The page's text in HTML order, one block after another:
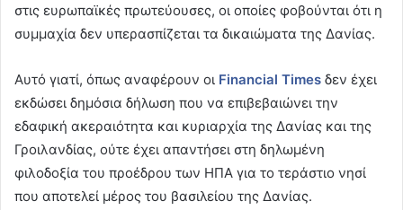
στις ευρωπαϊκές πρωτεύουσες, οι οποίες φοβούνται ότι η
συμμαχία δεν υπερασπίζεται τα δικαιώματα της Δανίας.
Αυτό γιατί, όπως αναφέρουν οι Financial Times δεν έχει
εκδώσει δημόσια δήλωση που να επιβεβαιώνει την
εδαφική ακεραιότητα και κυριαρχία της Δανίας και της
Γροιλανδίας, ούτε έχει απαντήσει στη δηλωμένη
φιλοδοξία του προέδρου των ΗΠΑ για το τεράστιο νησί
που αποτελεί μέρος του βασιλείου της Δανίας.